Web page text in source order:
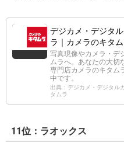
デジカメ・デジタ
ラ｜カメラのキタム
写真現像やカメラ・デ
ムラへ。あなたの大切
専門店カメラのキタム
中です。
出典：デジカメ・デジタル
タムラ
11位：ラオックス